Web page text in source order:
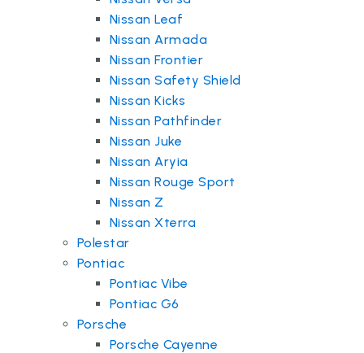
Nissan Leaf
Nissan Armada
Nissan Frontier
Nissan Safety Shield
Nissan Kicks
Nissan Pathfinder
Nissan Juke
Nissan Aryia
Nissan Rouge Sport
Nissan Z
Nissan Xterra
Polestar
Pontiac
Pontiac Vibe
Pontiac G6
Porsche
Porsche Cayenne